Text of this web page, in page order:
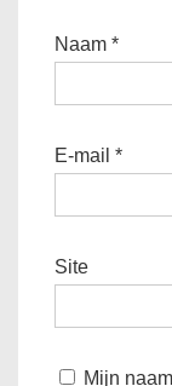
Naam *
E-mail *
Site
Mijn